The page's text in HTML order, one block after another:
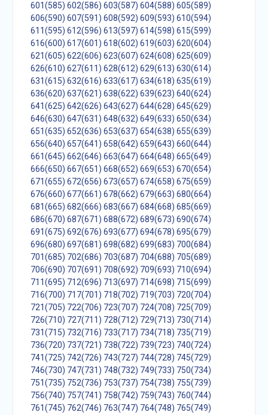
601(585) 602(586) 603(587) 604(588) 605(589)
606(590) 607(591) 608(592) 609(593) 610(594)
611(595) 612(596) 613(597) 614(598) 615(599)
616(600) 617(601) 618(602) 619(603) 620(604)
621(605) 622(606) 623(607) 624(608) 625(609)
626(610) 627(611) 628(612) 629(613) 630(614)
631(615) 632(616) 633(617) 634(618) 635(619)
636(620) 637(621) 638(622) 639(623) 640(624)
641(625) 642(626) 643(627) 644(628) 645(629)
646(630) 647(631) 648(632) 649(633) 650(634)
651(635) 652(636) 653(637) 654(638) 655(639)
656(640) 657(641) 658(642) 659(643) 660(644)
661(645) 662(646) 663(647) 664(648) 665(649)
666(650) 667(651) 668(652) 669(653) 670(654)
671(655) 672(656) 673(657) 674(658) 675(659)
676(660) 677(661) 678(662) 679(663) 680(664)
681(665) 682(666) 683(667) 684(668) 685(669)
686(670) 687(671) 688(672) 689(673) 690(674)
691(675) 692(676) 693(677) 694(678) 695(679)
696(680) 697(681) 698(682) 699(683) 700(684)
701(685) 702(686) 703(687) 704(688) 705(689)
706(690) 707(691) 708(692) 709(693) 710(694)
711(695) 712(696) 713(697) 714(698) 715(699)
716(700) 717(701) 718(702) 719(703) 720(704)
721(705) 722(706) 723(707) 724(708) 725(709)
726(710) 727(711) 728(712) 729(713) 730(714)
731(715) 732(716) 733(717) 734(718) 735(719)
736(720) 737(721) 738(722) 739(723) 740(724)
741(725) 742(726) 743(727) 744(728) 745(729)
746(730) 747(731) 748(732) 749(733) 750(734)
751(735) 752(736) 753(737) 754(738) 755(739)
756(740) 757(741) 758(742) 759(743) 760(744)
761(745) 762(746) 763(747) 764(748) 765(749)